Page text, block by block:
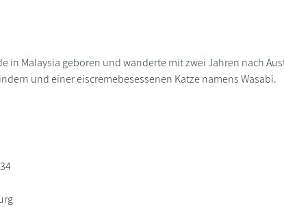
in Malaysia geboren und wanderte mit zwei Jahren nach
und einer eiscremebesessenen Katze namens Wasabi.